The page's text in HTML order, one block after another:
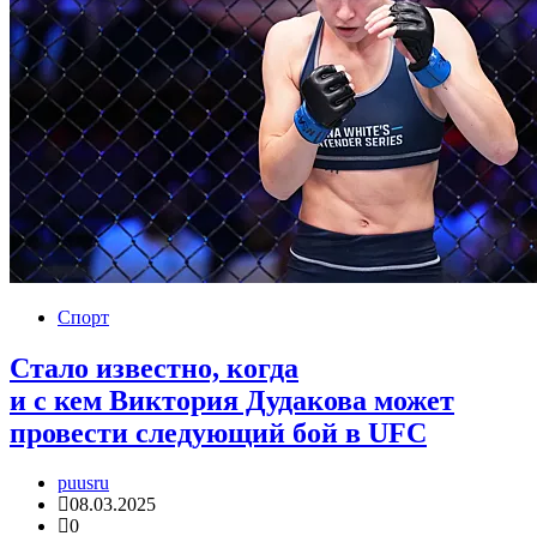
Спорт
Стало известно, когда
и с кем Виктория Дудакова может
провести следующий бой в UFC
puusru
08.03.2025
0